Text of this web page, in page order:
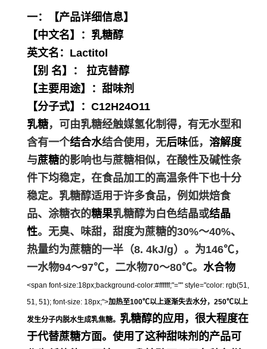
一：【产品详细信息】
【中文名】：乳糖醇
英文名：Lactitol
【别 名】： 拉克替醇
【主要用途】：甜味剂
【分子式】：C12H24O11
乳糖，可由乳糖经触媒氢化制得，有无水型和
含有一个结合水结合使用，无后味低， 溶解度
与蔗糖的影响也与蔗糖相似，在酸性及碱性条
件下均稳定，在食品加工的高温条件下也十分
稳定。乳糖醇适用于许多食品，例如烘焙食
品、涂糖衣的糖果乳糖醇为白色结晶或结晶
性。无臭、味甜，甜度为蔗糖的30%～40%、
热量约为蔗糖的一半（8. 4kJ/g）。 为146℃，
一水物94～97℃，二水物70～80℃。 水合物
<span font-size:18px;background-color:#ffffff;"="" style="color: rgb(51,
51, 51); font-size: 18px;">加热至100℃以上逐渐失去水分，250℃以上
发生分子内脱水生成乳焦糖。 乳糖醇的应用，很大程度在
于代替蔗糖方面。使用了这种甜味剂的产品可